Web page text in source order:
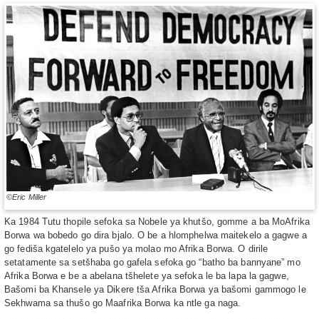
©Eric Miller
Ka 1984 Tutu thopile sefoka sa Nobele ya khutšo, gomme a ba MoAfrika
Borwa wa bobedo go dira bjalo. O be a hlomphelwa maitekelo a gagwe a
go fediša kgatelelo ya pušo ya molao mo Afrika Borwa. O dirile
setatamente sa setšhaba go gafela sefoka go “batho ba bannyane” mo
Afrika Borwa e be a abelana tšhelete ya sefoka le ba lapa la gagwe,
Bašomi ba Khansele ya Dikere tša Afrika Borwa ya bašomi gammogo le
Sekhwama sa thušo go Maafrika Borwa ka ntle ga naga.